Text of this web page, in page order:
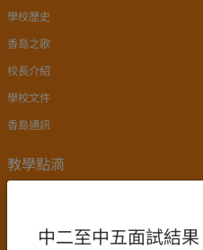
中二至中五面試結果
學校歷史
香島之歌
校長介紹
學校文件
香島通訊
教學點滴
課程設置